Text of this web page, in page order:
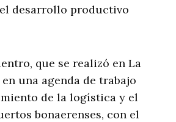
desarrollo productivo
que se realizó en La
una agenda de trabajo
de la logística y el
bonaerenses, con el